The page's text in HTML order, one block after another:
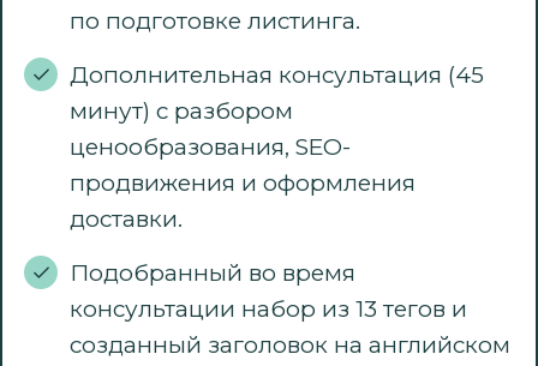
по подготовке листинга.
Дополнительная консультация (45
минут) с разбором
ценообразования, SEO-
продвижения и оформления
доставки.
Подобранный во время
консультации набор из 13 тегов и
созданный заголовок на английском